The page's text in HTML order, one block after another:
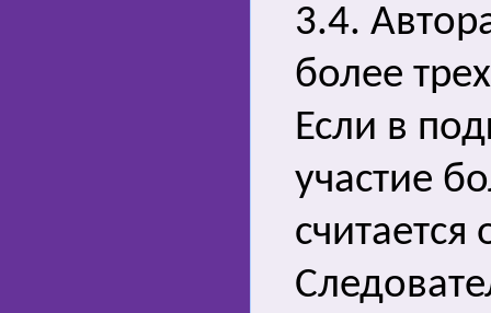
3.4.
более
Если в
участие
считается